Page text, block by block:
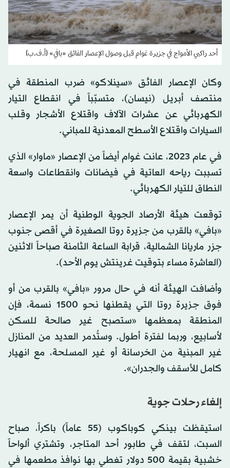
أحد راكبي الأمواج في جزيرة غوام قبل وصول الإعصار الفائق «بافي» (أ.ف.ب)
وكان الإعصار الفائق «سينلاكو» ضرب المنطقة في
منتصف أبريل (نيسان)، متسبّباً في انقطاع التيار
الكهربائي عن عشرات الآلاف واقتلاع الأشجار وقلب
السيارات واقتلاع الأسطح المعدنية للمباني.
في عام 2023، عانت غوام أيضاً من الإعصار «ماوار» الذي
تسببت رياحه العاتية في فيضانات وانقطاعات واسعة
النطاق للتيار الكهربائي.
توقعت هيئة الأرصاد الجوية الوطنية أن يمر الإعصار
«بافي» بالقرب من جزيرة روتا الصغيرة في أقصى جنوب
جزر ماريانا الشمالية، قرابة الساعة الثامنة صباحاً الاثنين
(العاشرة مساء بتوقيت غرينتش يوم الأحد).
وأضافت الهيئة أنه في حال مرور «بافي» بالقرب من أو
فوق جزيرة روتا التي يقطنها نحو 1500 نسمة، فإن
المنطقة بمعظمها «ستصبح غير صالحة للسكن
لأسابيع، وربما لفترة أطول. وستُدمر العديد من المنازل
غير المبنية من الخرسانة أو غير المسلحة، مع انهيار
كامل للأسقف والجدران».
إلغاء رحلات جوية
استيقظت بينكي كوباكوب (55 عاماً) باكراً، صباح
السبت، لتقف في طابور أحد المتاجر، وتشتري ألواحاً
خشبية بقيمة 500 دولار تغطي بها نوافذ مطعمها في